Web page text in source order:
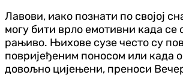
Лавови, иако познати по својој
могу бити врло емотивни када се
рањиво. Њихове сузе често су
повријеђеним поносом или када
довољно цијењени, преноси